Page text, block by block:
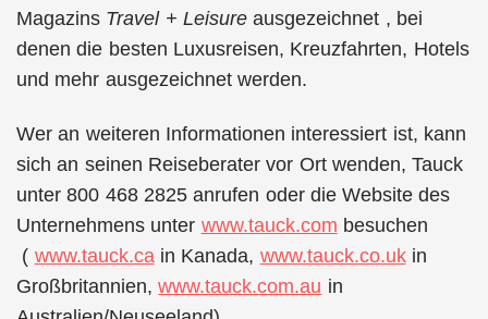
Magazins Travel + Leisureausgezeichnet , bei
denen die besten Luxusreisen, Kreuzfahrten, Hotels
und mehr ausgezeichnet werden.
Wer an weiteren Informationen interessiert ist, kann
sich an seinen Reiseberater vor Ort wenden, Tauck
unter 800 468 2825 anrufen oder die Website des
Unternehmens unter www.tauck.com besuchen
( www.tauck.cain Kanada, www.tauck.co.ukin
Großbritannien,www.tauck.com.au in